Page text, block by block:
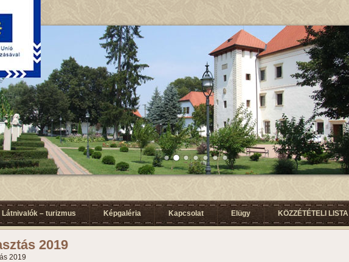
Látnivalók – turizmus Képgaléria Kapcsolat Elügy KÖZZÉTÉTELI LISTA
2019
2019